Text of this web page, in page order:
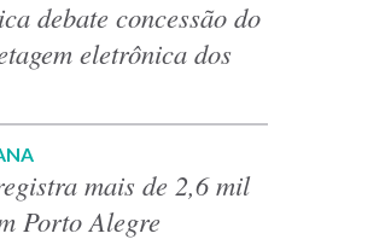
debate concessão do
eletrônica dos
mais de 2,6 mil
Porto Alegre